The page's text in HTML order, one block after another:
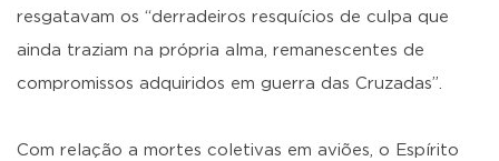
resgatavam os “derradeiros resquícios de culpa que
ainda traziam na própria alma, remanescentes de
compromissos adquiridos em guerra das Cruzadas”.
Com relação a mortes coletivas em aviões, o Espírito